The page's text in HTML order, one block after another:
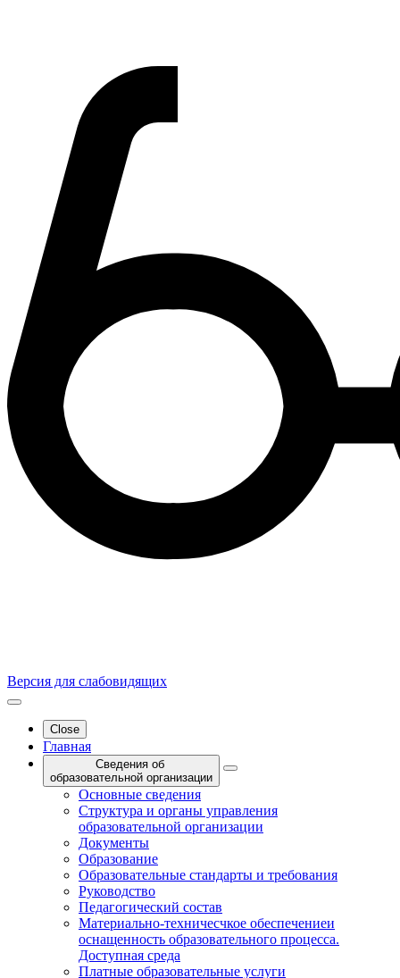
Версия для слабовидящих
Close
Главная
Сведения об
образовательной организации
Основные сведения
Структура и органы управления
образовательной организации
Документы
Образование
Образовательные стандарты и требования
Руководство
Педагогический состав
Материально-техничесчкое обеспечениеи
оснащенность образовательного процесса.
Доступная среда
Платные образовательные услуги